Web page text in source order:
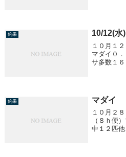
釣果 10/12(水
１０月１
マダイ０
サ多数１
釣果 マダイ
１０月２
（８ｈ便
中１２匹